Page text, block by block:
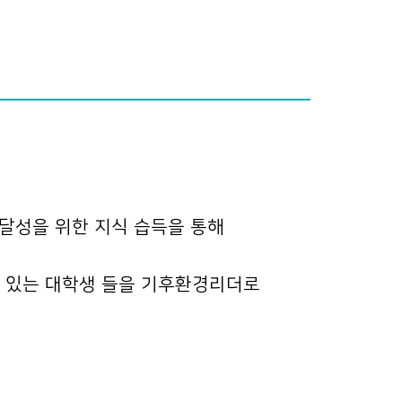
성을 위한 지식 습득을 통해
는 대학생 들을 기후환경리더로